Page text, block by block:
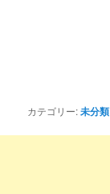
カテゴリー:未分類